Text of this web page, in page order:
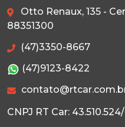
Otto Renaux, 135 -
88351300
(47)3350-8667
(47)9123-8422
CNPJ RT Car: